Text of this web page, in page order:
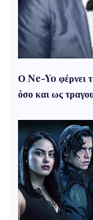
Ο Ne-Yo φέρνει
όσο και ως